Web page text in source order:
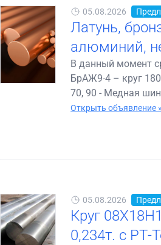
05.08.2026
Латунь,
алюминий,
В данный момент
БрАЖ9-4 – круг
70, 90 - Медная
Открыть объявление »
05.08.2026
Круг
0,234т. с РТ-